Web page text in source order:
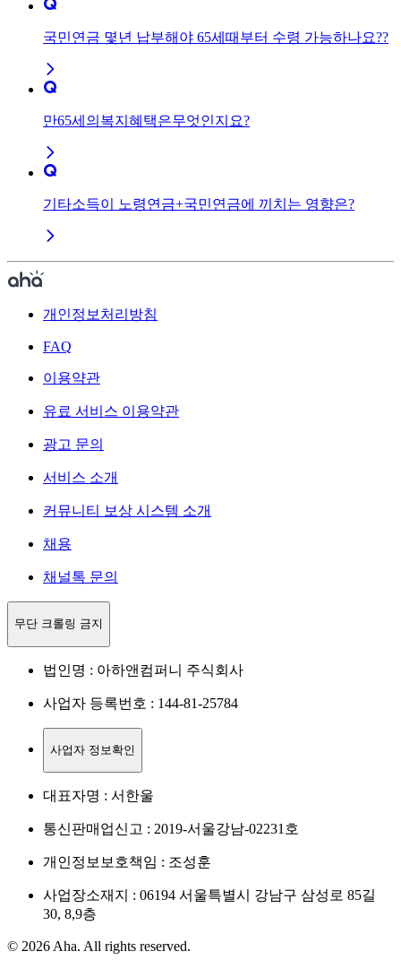
국민연금 몇년 납부해야 65세때부터 수령 가능하나요??
만65세의복지혜택은무엇인지요?
기타소득이 노령연금+국민연금에 끼치는 영향은?
개인정보처리방침
FAQ
이용약관
유료 서비스 이용약관
광고 문의
서비스 소개
커뮤니티 보상 시스템 소개
채용
채널톡 문의
무단 크롤링 금지
법인명 : 아하앤컴퍼니 주식회사
사업자 등록번호 : 144-81-25784
사업자 정보확인
대표자명 : 서한울
통신판매업신고 : 2019-서울강남-02231호
개인정보보호책임 : 조성훈
사업장소재지 : 06194 서울특별시 강남구 삼성로 85길
30, 8,9층
© 2026 Aha. All rights reserved.